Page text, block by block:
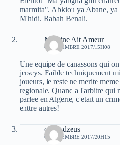
marmita". Abkiou ya Abane, ya
M'hidi. Rabah Benali.
Massine Ait Ameur
6 SEPTEMBRE 2017/15H08
Une equipe de canassons qui
jerseys. Faible techniquement
joueurs, le reste ne merite
regionale. Quand a l'arbitre qui
parlee en Algerie, c'etait un
enttre autres!
oziris dzeus
6 SEPTEMBRE 2017/20H15